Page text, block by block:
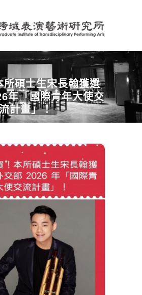
所碩士生宋長翰獲選
年「國際青年大使交
計畫」！